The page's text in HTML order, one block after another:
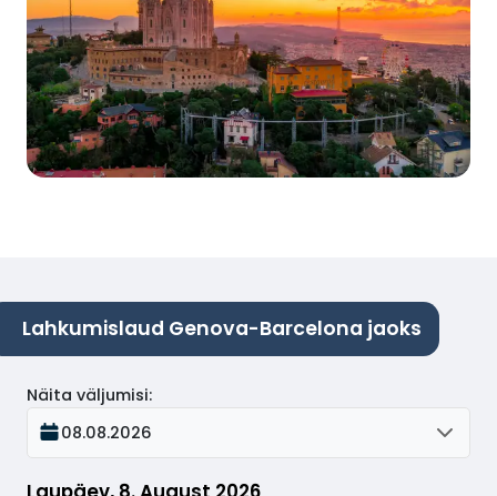
Lahkumislaud Genova-Barcelona jaoks
Näita väljumisi:
08.08.2026